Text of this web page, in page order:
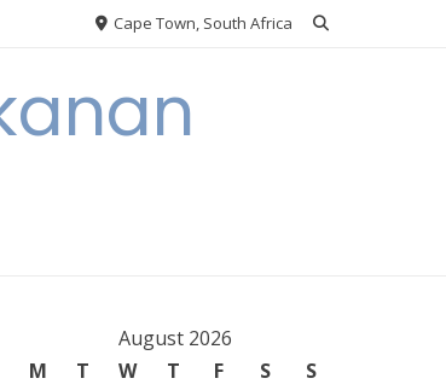
Cape Town, South Africa
August 2026
M
T W T F S
S